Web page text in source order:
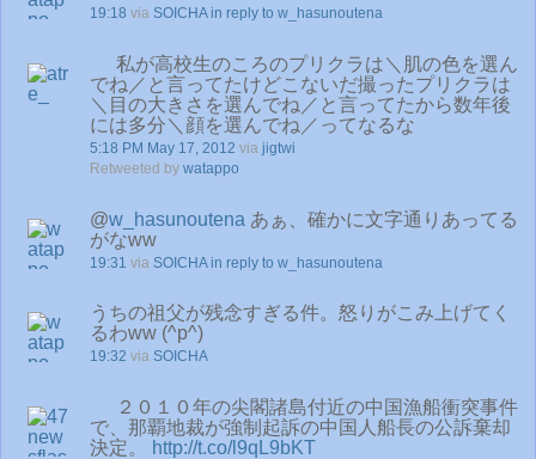
19:18 via SOICHA in reply to w_hasunoutena
私が高校生のころのプリクラは＼肌の色を選ん
でね／と言ってたけどこないだ撮ったプリクラは
＼目の大きさを選んでね／と言ってたから数年後
には多分＼顔を選んでね／ってなるな
5:18 PM May 17, 2012 via jigtwi
Retweeted by watappo
@w_hasunoutena あぁ、確かに文字通りあってる
がなww
19:31 via SOICHA in reply to w_hasunoutena
うちの祖父が残念すぎる件。怒りがこみ上げてく
るわww (^р^)
19:32 via SOICHA
２０１０年の尖閣諸島付近の中国漁船衝突事件
で、那覇地裁が強制起訴の中国人船長の公訴棄却
決定。
http://t.co/l9qL9bKT